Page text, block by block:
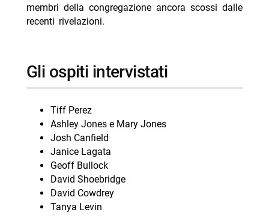
membri della congregazione ancora scossi dalle
recenti rivelazioni.
Gli ospiti intervistati
Tiff Perez
Ashley Jones e Mary Jones
Josh Canfield
Janice Lagata
Geoff Bullock
David Shoebridge
David Cowdrey
Tanya Levin